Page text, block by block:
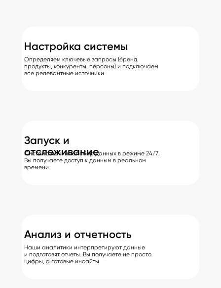
Наши аналитики интерпретируют данные
и подготовят отчеты. Вы получаете не просто
цифры, а готовые инсайты
Анализ и отчетность
Система начинает сбор данных в режиме 24/7.
Вы получаете доступ к данным в реальном
времени
Запуск и
отслеживание
Определяем ключевые запросы (бренд,
продукты, конкуренты, персоны) и подключаем
все релевантные источники
Настройка системы